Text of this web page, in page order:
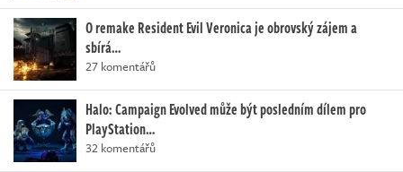
O remake Resident Evil Veronica je obrovský zájem a
sbírá…
27 komentářů
Halo: Campaign Evolved může být posledním dílem pro
PlayStation…
32 komentářů